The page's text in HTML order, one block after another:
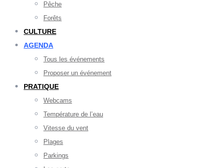
Pêche
Forêts
CULTURE
AGENDA
Tous les événements
Proposer un événement
PRATIQUE
Webcams
Température de l’eau
Vitesse du vent
Plages
Parkings